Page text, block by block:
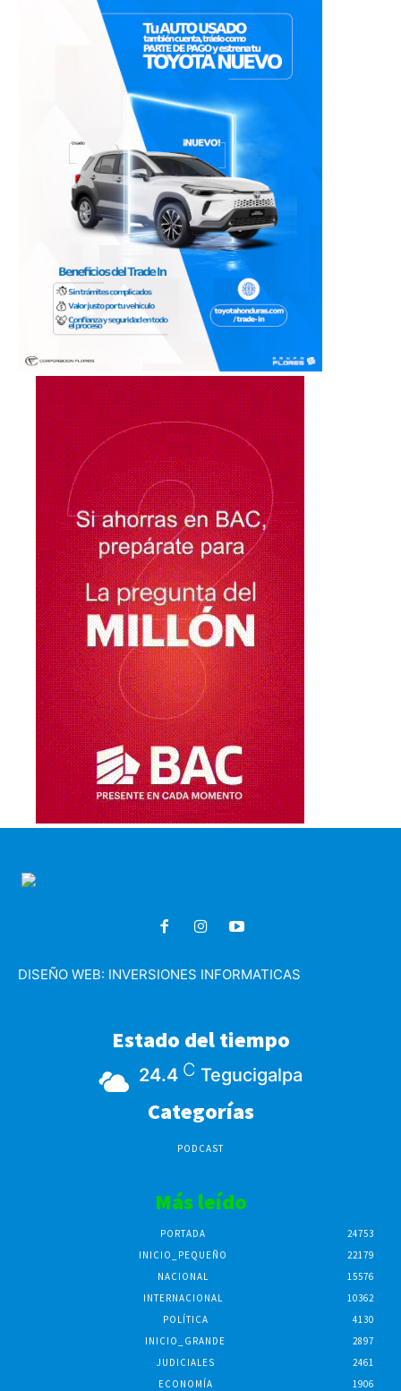
DISEÑO WEB: INVERSIONES INFORMATICAS
Estado del tiempo
24.4 C Tegucigalpa
Categorías
PODCAST
Más leído
PORTADA
24753
INICIO_PEQUEÑO
22179
NACIONAL
15576
INTERNACIONAL
10362
POLÍTICA
4130
INICIO_GRANDE
2897
JUDICIALES
2461
ECONOMÍA
1906